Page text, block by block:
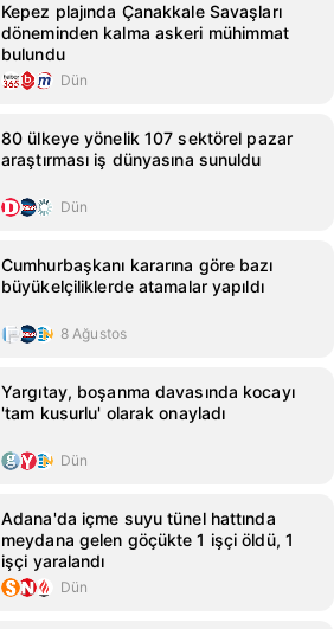
Kepez plajında Çanakkale Savaşları
döneminden kalma askeri mühimmat
bulundu
Dün
80 ülkeye yönelik 107 sektörel pazar
araştırması iş dünyasına sunuldu
Dün
Cumhurbaşkanı kararına göre bazı
büyükelçiliklerde atamalar yapıldı
8 Ağustos
Yargıtay, boşanma davasında kocayı
'tam kusurlu' olarak onayladı
Dün
Adana'da içme suyu tünel hattında
meydana gelen göçükte 1 işçi öldü, 1
işçi yaralandı
Dün